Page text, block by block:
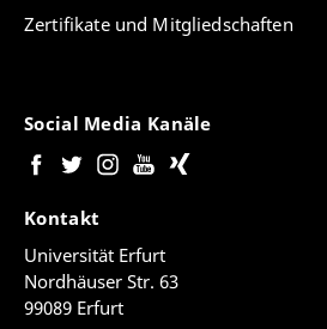
Zertifikate und Mitgliedschaften
Social Media Kanäle
Kontakt
Universität Erfurt
Nordhäuser Str. 63
99089 Erfurt